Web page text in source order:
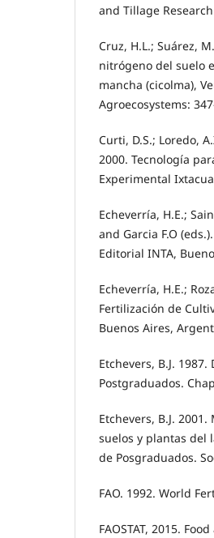
and Tillage
Cruz, H.L.; Suárez,
nitrógeno del suelo
mancha (cicolma),
Agroecosystems:
Curti, D.S.; Loredo,
2000. Tecnología
Experimental
Echeverría, H.E.;
and Garcia F.O
Editorial INTA,
Echeverría, H.E.;
Fertilización de
Buenos Aires,
Etchevers, B.J.
Postgraduados.
Etchevers, B.J.
suelos y plantas del
de Posgraduados.
FAO. 1992. World
FAOSTAT, 2015.